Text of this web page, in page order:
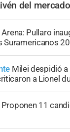
del
Pullaro
Suramericanos
Milei despidió
a Lionel
Proponen 11